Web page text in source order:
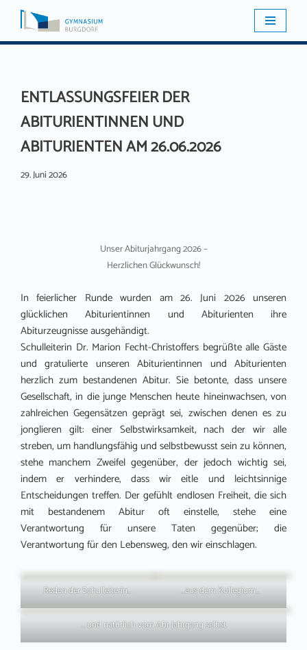
Zum
ENTLASSUNGSFEIER DER
ABITURIENTINNEN UND
ABITURIENTEN AM 26.06.2026
29. Juni 2026
Unser Abiturjahrgang 2026 –
Herzlichen Glückwunsch!
In feierlicher Runde wurden am 26. Juni 2026 unseren
glücklichen Abiturientinnen und Abiturienten ihre
Abiturzeugnisse ausgehändigt.
Schulleiterin Dr. Marion Fecht-Christoffers begrüßte alle Gäste
und gratulierte unseren Abiturientinnen und Abiturienten
herzlich zum bestandenen Abitur. Sie betonte, dass unsere
Gesellschaft, in die junge Menschen heute hineinwachsen, von
zahlreichen Gegensätzen geprägt sei, zwischen denen es zu
jonglieren gilt: einer Selbstwirksamkeit, nach der wir alle
streben, um handlungsfähig und selbstbewusst sein zu können,
stehe manchem Zweifel gegenüber, der jedoch wichtig sei,
indem er verhindere, dass wir eitle und leichtsinnige
Entscheidungen treffen. Der gefühlt endlosen Freiheit, die sich
mit bestandenem Abitur oft einstelle, stehe eine
Verantwortung für unsere Taten gegenüber; die
Verantwortung für den Lebensweg, den wir einschlagen.
Reden der Schulleiterin… …aus dem Kollegium…
… und natürlich vom Abi-Jahrgang selbst